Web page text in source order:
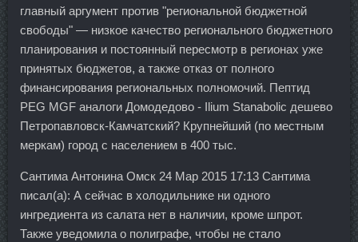
главный аргумент против "региональной бюджетной
свободы" — низкое качество регионального бюджетного
планирования и постоянный пересмотр в регионах уже
принятых бюджетов, а также отказ от полного
финансирования региональных полномочий. Пептид
PEG MGF аналоги Домодедово - Ilium Stanabolic дешево
Петропавловск-Камчатский? Крупнейший (по местным
меркам) город с населением в 400 тыс.
Сантима Антонина Омск 24 Мар 2015 17:13 Сантима
писал(а): А сейчас в холодильнике ни одного
ингредиента из салата нет в наличии, кроме шпрот.
Также уведомила о полиграфе, чтобы не стало